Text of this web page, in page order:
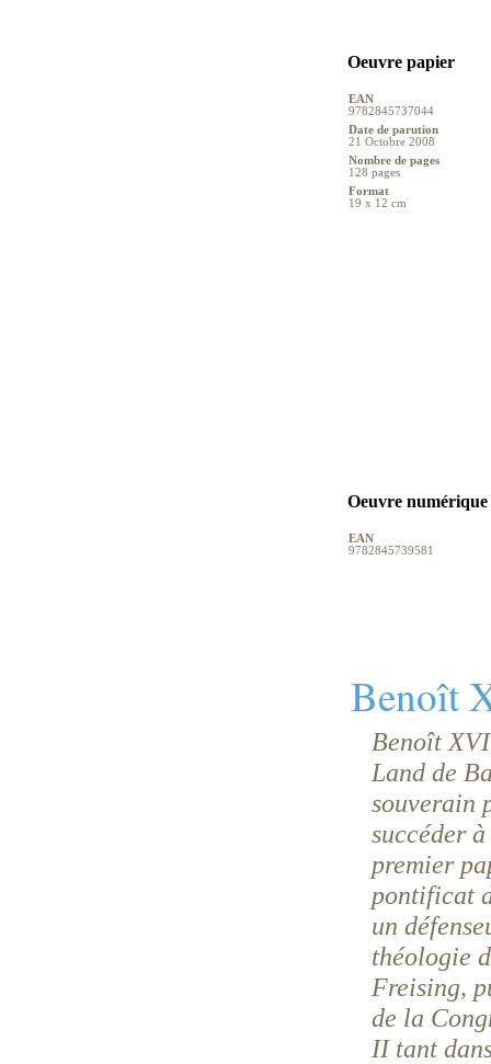
Oeuvre papier
EAN
9782845737044
Date de parution
21 Octobre 2008
Nombre de pages
128 pages
Format
19 x 12 cm
Oeuvre numérique
EAN
9782845739581
Benoît
Benoît
Land de
souverain
succéder
premier
pontificat
un
théologie
Freising,
de la
II tant